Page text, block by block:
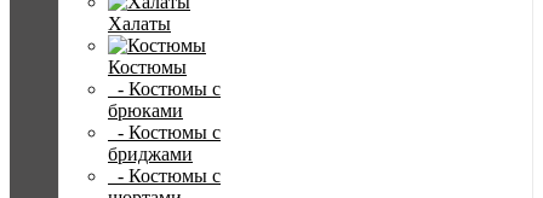
Халаты
Костюмы
- Костюмы с
брюками
- Костюмы с
бриджами
- Костюмы с